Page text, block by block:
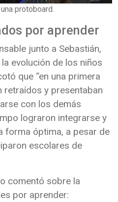
protoboard.
por aprender
junto a Sebastián,
evolución de los niños
que “en una primera
retraídos y presentaban
con los demás
lograron integrarse y
forma óptima, a pesar de
escolares de
comentó sobre la
por aprender: